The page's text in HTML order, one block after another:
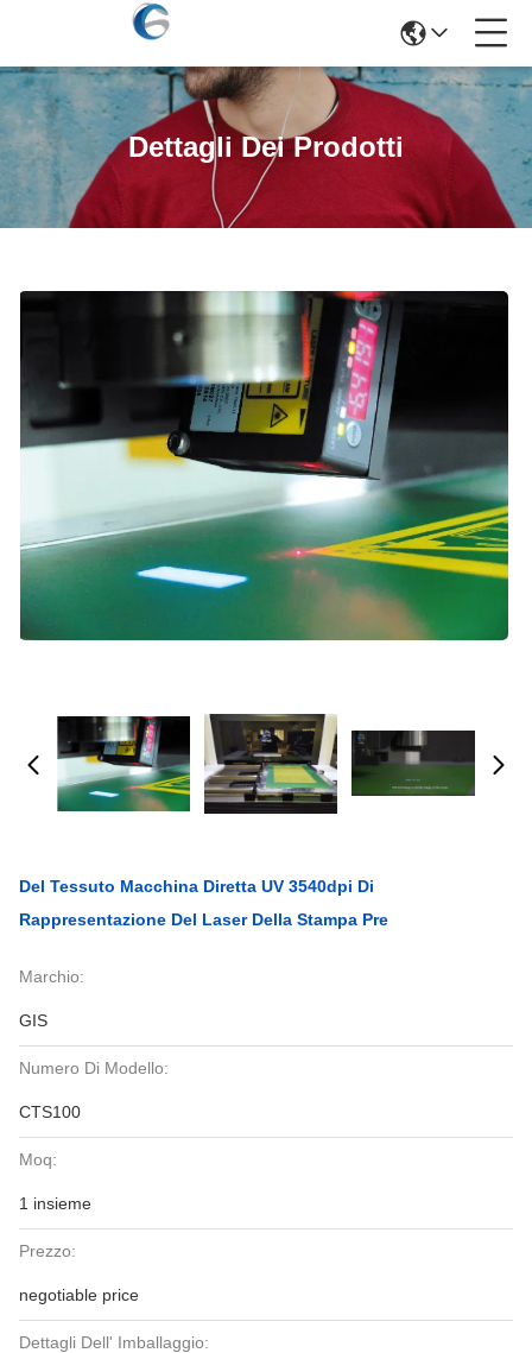
Dettagli Dei Prodotti
Del Tessuto Macchina Diretta UV 3540dpi Di
Rappresentazione Del Laser Della Stampa Pre
Marchio:
GIS
Numero Di Modello:
CTS100
Moq:
1 insieme
Prezzo:
negotiable price
Dettagli Dell' Imballaggio: